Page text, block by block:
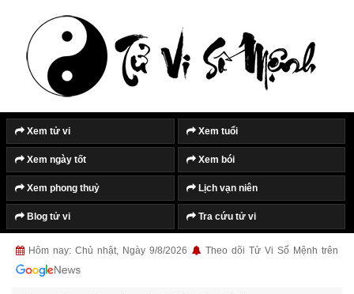
Xem tử vi Xem tuổi
Xem ngày tốt Xem bói
Xem phong thuỷ Lịch vạn niên
Blog tử vi Tra cứu tử vi
Hôm nay: Chủ nhật, Ngày 9/8/2026 Theo dõi Tử Vi Số Mệnh trên